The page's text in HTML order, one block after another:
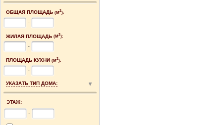
ОБЩАЯ ПЛОЩАДЬ (М2):
-
ЖИЛАЯ ПЛОЩАДЬ (М2):
-
ПЛОЩАДЬ КУХНИ (М2):
-
УКАЗАТЬ ТИП ДОМА:
ЭТАЖ:
-